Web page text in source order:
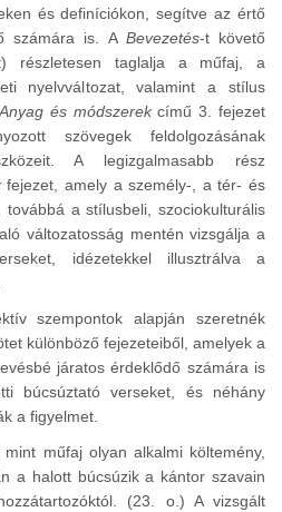
és definíciókon, segítve az értő
számára is. A Bevezetés-t követő
részletesen taglalja a műfaj, a
nyelvváltozat, valamint a stílus
Anyag és módszerekcímű 3. fejezet
szövegek feldolgozásának
A legizgalmasabb rész
fejezet, amely a személy-, a tér- és
továbbá a stílusbeli, szociokulturális
változatosság mentén vizsgálja a
idézetekkel illusztrálva a
szempontok alapján szeretnék
különböző fejezeteiből, amelyek a
járatos érdeklődő számára is
búcsúztató verseket, és néhány
a figyelmet.
műfaj olyan alkalmi költemény,
a halott búcsúzik a kántor szavain
(23. o.) A vizsgált